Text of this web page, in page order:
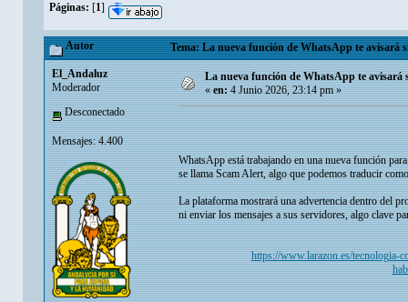
Páginas: [1]
Autor Tema: La nueva función de WhatsApp te avisará
El_Andaluz
Moderador
Desconectado
Mensajes: 4.400
La nueva función de WhatsApp te avisará
«en:4 Junio 2026, 23:14 pm »
WhatsApp está trabajando en una nueva función
se llama Scam Alert, algo que podemos traducir
La plataforma mostrará una advertencia dentro del
ni enviar los mensajes a sus servidores, algo clave
https://www.larazon.es/tecnologia-